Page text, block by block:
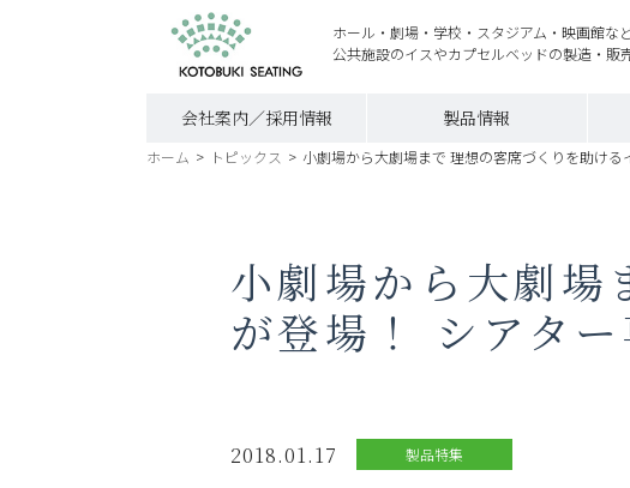
ホール・劇場・学校・スタジアム・映画館など
公共施設のイスやカプセルベッドの製造・販
会社案内／採用情報 製品情報
ホーム > トピックス > 小劇場から大劇場まで 理想の客席づくりを助け
小劇場から大劇場
が登場！ シアタ
2018.01.17 製品特集